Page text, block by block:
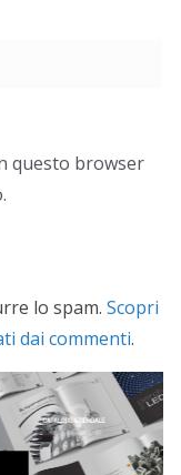
questo browser
lo spam. Scopri
dai commenti.